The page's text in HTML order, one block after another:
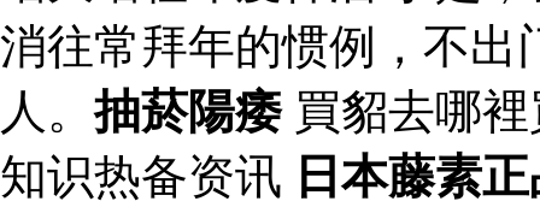
消往常拜年的惯例，不出
人。抽菸陽痿買貂去哪裡
知识热备资讯 日本藤素